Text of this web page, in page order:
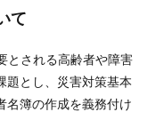
て
される高齢者や障害
題とし、災害対策基本
名簿の作成を義務付け